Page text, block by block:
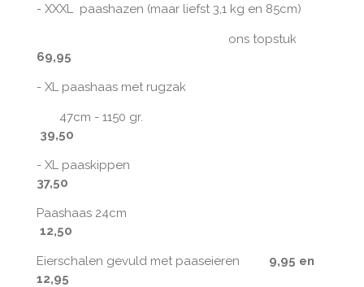
- XXXL paashazen (maar liefst 3,1 kg en 85cm)
ons topstuk
69,95
- XL paashaas met rugzak
47cm - 1150 gr.
39,50
- XL paaskippen
37,50
Paashaas 24cm
12,50
Eierschalen gevuld met paaseieren 9,95 en
12,95